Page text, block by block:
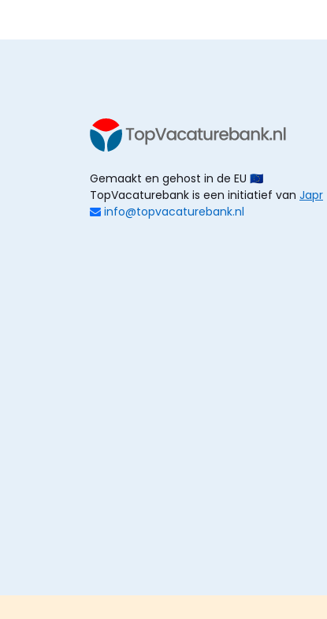
Gemaakt en gehost in de EU 🇪🇺
TopVacaturebank is een initiatief van Japr
info@topvacaturebank.nl